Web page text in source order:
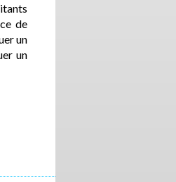
de
un
un